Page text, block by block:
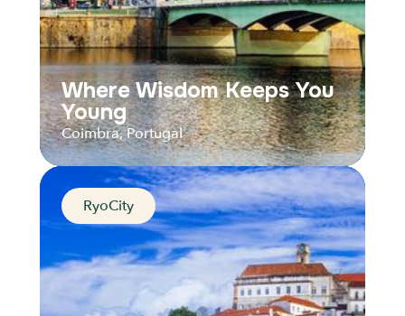
Where Wisdom Keeps You
Young
Coimbra, Portugal
Where Wisdom Keeps You
Young
Coimbra, Portugal
RyoCity